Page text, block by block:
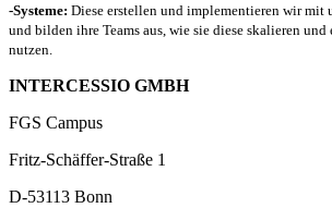
-Systeme: Diese erstellen und implementieren wir mit
und bilden ihre Teams aus, wie sie diese skalieren und
nutzen.
INTERCESSIO GMBH
FGS Campus
Fritz-Schäffer-Straße 1
D-53113 Bonn